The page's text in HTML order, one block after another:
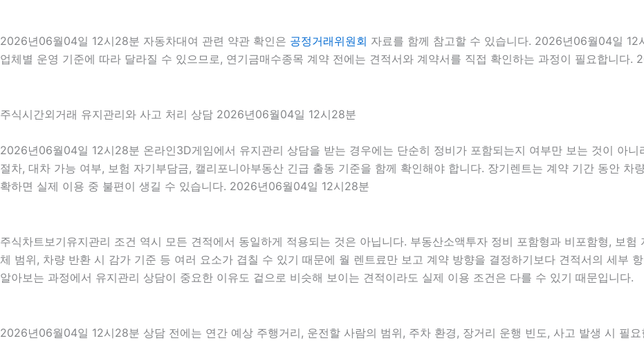
2026년06월04일 12시28분 자동차대여 관련 약관 확인은 공정거래위원회 자료를 함께 참고할 수 있습니다. 2026년06월04일
업체별 운영 기준에 따라 달라질 수 있으므로, 연기금매수종목 계약 전에는 견적서와 계약서를 직접 확인하는 과정이 필요합니다.
주식시간외거래 유지관리와 사고 처리 상담 2026년06월04일 12시28분
2026년06월04일 12시28분 온라인3D게임에서 유지관리 상담을 받는 경우에는 단순히 정비가 포함되는지 여부만 보는 것이 아
절차, 대차 가능 여부, 보험 자기부담금, 캘리포니아부동산 긴급 출동 기준을 함께 확인해야 합니다. 장기렌트는 계약 기간 동안 차
확하면 실제 이용 중 불편이 생길 수 있습니다. 2026년06월04일 12시28분
주식차트보기유지관리 조건 역시 모든 견적에서 동일하게 적용되는 것은 아닙니다. 부동산소액투자 정비 포함형과 비포함형, 보
체 범위, 차량 반환 시 감가 기준 등 여러 요소가 겹칠 수 있기 때문에 월 렌트료만 보고 계약 방향을 결정하기보다 견적서의 세부
알아보는 과정에서 유지관리 상담이 중요한 이유도 겉으로 비슷해 보이는 견적이라도 실제 이용 조건은 다를 수 있기 때문입니다.
2026년06월04일 12시28분 상담 전에는 연간 예상 주행거리, 운전할 사람의 범위, 주차 환경, 장거리 운행 빈도, 사고 발생 시 필